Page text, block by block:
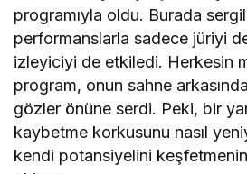
programıyla oldu. Burada
performanslarla sadece jüriyi
izleyiciyi de etkiledi. Herkesin
program, onun sahne
gözler önüne serdi. Peki, bir
kaybetme korkusunu nasıl
kendi potansiyelini